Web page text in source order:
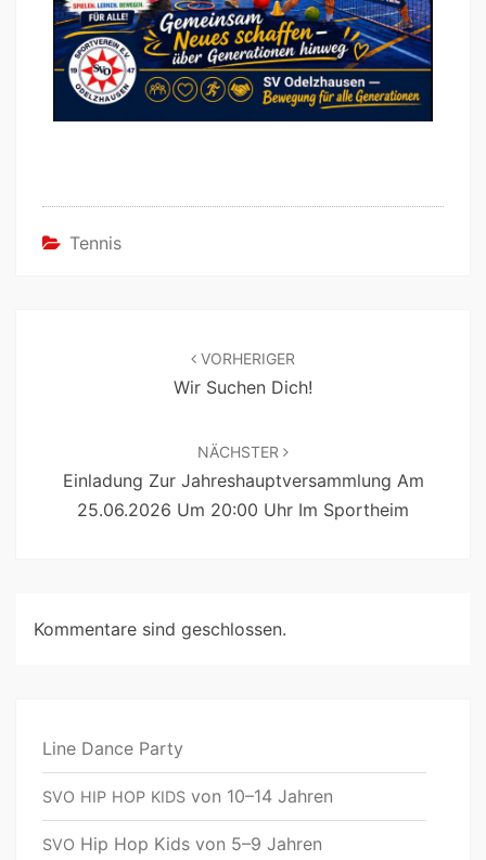
Tennis
VORHERIGER
Wir Suchen Dich!
NÄCHSTER
Einladung Zur Jahreshauptversammlung Am
25.06.2026 Um 20:00 Uhr Im Sportheim
Kommentare sind geschlossen.
Line Dance Party
SVO HIP HOP KIDS von 10–14 Jahren
SVO Hip Hop Kids von 5–9 Jahren